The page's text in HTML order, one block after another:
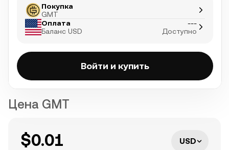
Покупка
GMT
Оплата
Баланс USD
---
Доступно
Войти и купить
Цена GMT
$0.01 USD